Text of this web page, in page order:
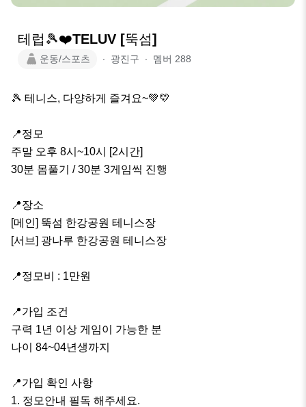
테럽🎾❤️TELUV [뚝섬]
운동/스포츠 ∙ 광진구 ∙ 멤버 288
🎾 테니스, 다양하게 즐겨요~💚💛
📍정모
주말 오후 8시~10시 [2시간]
30분 몸풀기 / 30분 3게임씩 진행
📍장소
[메인] 뚝섬 한강공원 테니스장
[서브] 광나루 한강공원 테니스장
📍정모비 : 1만원
📍가입 조건
구력 1년 이상 게임이 가능한 분
나이 84~04년생까지
📍가입 확인 사항
1. 정모안내 필독 해주세요.